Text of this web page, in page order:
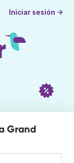
Iniciar sesión →
Grand